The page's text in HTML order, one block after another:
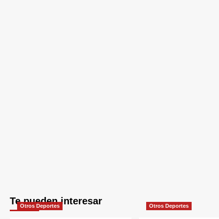
Te pueden interesar
Otros Deportes Otros Deportes